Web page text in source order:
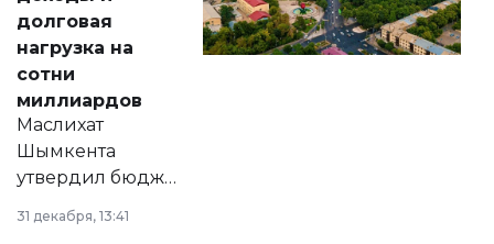
долговая
нагрузка на
сотни
миллиардов
Маслихат
Шымкента
утвердил бюджет
города на 2026–
2028 годы.
31 декабря, 13:41